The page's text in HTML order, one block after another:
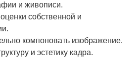
и живописи.
собственной и
компоновать изображение.
и эстетику кадра.